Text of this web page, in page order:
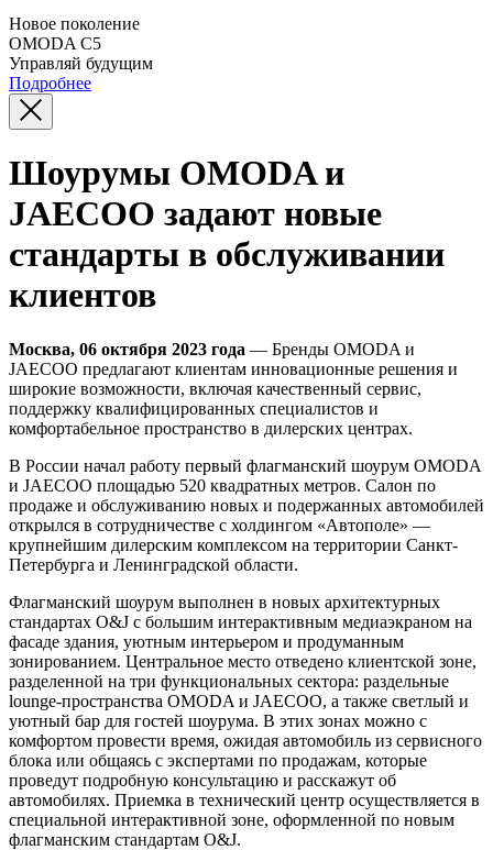
Новое поколение
OMODA C5
Управляй будущим
Подробнее
Шоурумы OMODA и
JAECOO задают новые
стандарты в обслуживании
клиентов
Москва, 06 октября 2023 года — Бренды OMODA и
JAECOO предлагают клиентам инновационные решения и
широкие возможности, включая качественный сервис,
поддержку квалифицированных специалистов и
комфортабельное пространство в дилерских центрах.
В России начал работу первый флагманский шоурум OMODA
и JAECOO площадью 520 квадратных метров. Салон по
продаже и обслуживанию новых и подержанных автомобилей
открылся в сотрудничестве с холдингом «Автополе» —
крупнейшим дилерским комплексом на территории Санкт-
Петербурга и Ленинградской области.
Флагманский шоурум выполнен в новых архитектурных
стандартах O&J с большим интерактивным медиаэкраном на
фасаде здания, уютным интерьером и продуманным
зонированием. Центральное место отведено клиентской зоне,
разделенной на три функциональных сектора: раздельные
lounge-пространства OMODA и JAECOO, а также светлый и
уютный бар для гостей шоурума. В этих зонах можно с
комфортом провести время, ожидая автомобиль из сервисного
блока или общаясь с экспертами по продажам, которые
проведут подробную консультацию и расскажут об
автомобилях. Приемка в технический центр осуществляется в
специальной интерактивной зоне, оформленной по новым
флагманским стандартам O&J.